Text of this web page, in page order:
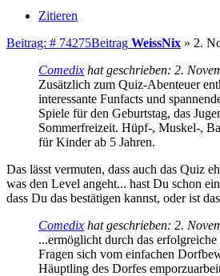
Zitieren
Beitrag: # 74275Beitrag WeissNix » 2.
Comedix hat geschrieben: 2.
Zusätzlich zum Quiz-Abenteuer
interessante Funfacts und
Spiele für den Geburtstag, das
Sommerfreizeit. Hüpf-, Muskel-,
für Kinder ab 5 Jahren.
Das lässt vermuten, dass auch das Quiz
was den Level angeht... hast Du schon
dass Du das bestätigen kannst, oder ist
Comedix hat geschrieben: 2.
...ermöglicht durch das
Fragen sich vom einfachen
Häuptling des Dorfes